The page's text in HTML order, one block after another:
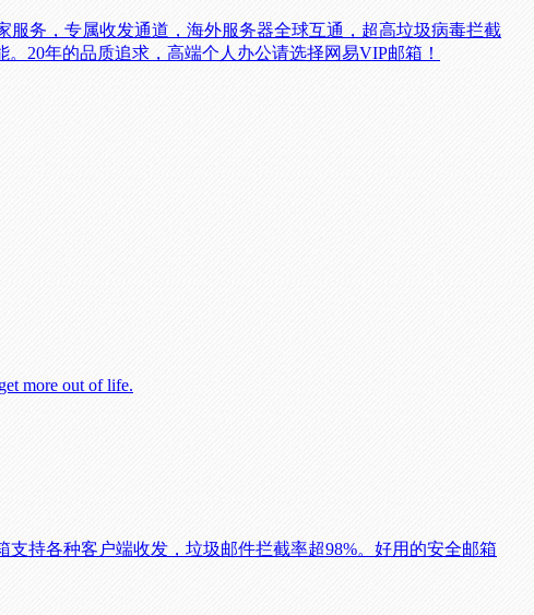
务，专属收发通道，海外服务器全球互通，超高垃圾病毒拦截
20年的品质追求，高端个人办公请选择网易VIP邮箱！
more out of life.
持各种客户端收发，垃圾邮件拦截率超98%。好用的安全邮箱